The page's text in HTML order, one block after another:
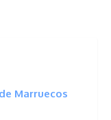
Marruecos